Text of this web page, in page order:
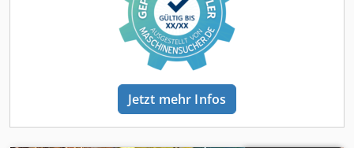
Jetzt mehr Infos